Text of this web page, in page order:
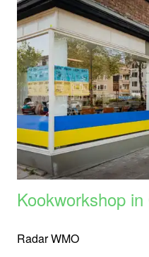
Kookworkshop
Radar WMO